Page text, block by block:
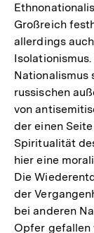
Großreich
allerdings
Nationalismus
russischen
von
der einen
Spiritualität
hier eine
Die
der
bei anderen
Opfer gefallen